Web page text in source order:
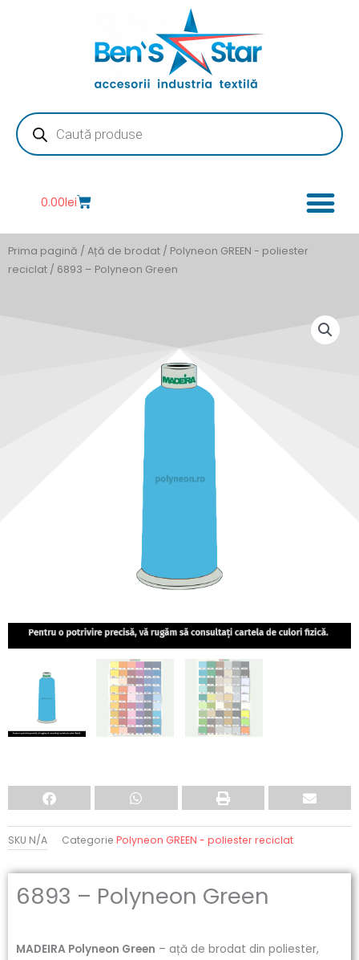
Products
search
0.00leiCart
Prima pagină / Ață de brodat / Polyneon GREEN - poliester
reciclat / 6893 – Polyneon Green
SKU N/A Categorie Polyneon GREEN - poliester reciclat
6893 – Polyneon Green
MADEIRA Polyneon Green – ață de brodat din poliester,